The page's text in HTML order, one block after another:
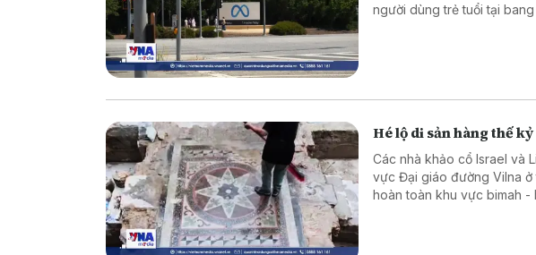
người dùng trẻ tuổi tại
Hé lộ di sản hàng thế
Các nhà khảo cổ Israel và
vực Đại giáo đường Vilna ở
hoàn toàn khu vực bimah -